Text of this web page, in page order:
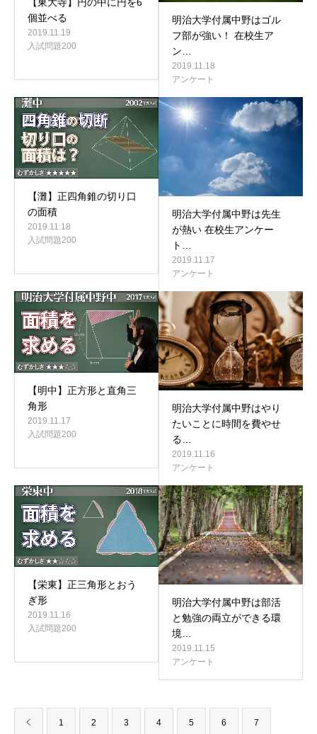
【東大寺】円の中に円を6
個並べる
2019.11.19
入試問題200
明治大学付属中野はゴル
フ部が強い！ 在校生ア
ン…
2019.11.18
アンケート
【灘】正四角錐の切り口
の面積
2019.11.18
入試問題200
明治大学付属中野は先生
が熱い 在校生アンケー
ト…
2019.11.17
アンケート
【明中】正方形と直角三
角形
2019.11.17
入試問題200
明治大学付属中野はやり
たいことに時間を費やせ
る…
2019.11.16
アンケート
【栄東】正三角形とおう
ぎ形
2019.11.16
入試問題200
明治大学付属中野は部活
と勉強の両立ができる環
境…
2019.11.15
アンケート
1 2 3 4 5 6 7